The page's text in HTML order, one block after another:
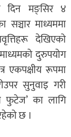
दिन मङ्सिर ४
सञ्चार माध्यममा
देखिएको
दुरुपयोग
एकपक्षीय रूपमा
सुनुवाइ गरी
फुटेज’ का लागि
छ ।